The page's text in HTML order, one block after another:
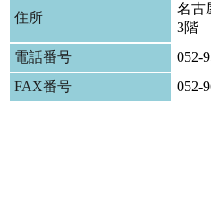
住所
名古
3階
電話番号
052-
FAX番号
052-